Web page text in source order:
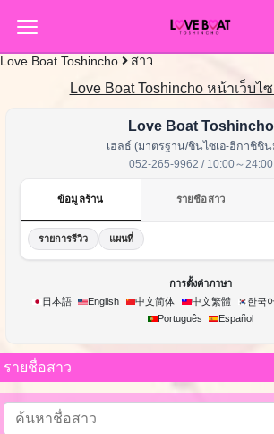
Love Boat Toshincho สาว
Love Boat Toshincho หน้าเว็บไ
Love Boat Toshincho
เฮลธ์ (มาตรฐาน/ชินไซเอ-ฮิกาชิชิน
052-265-9962 / 10:00～24:00
ข้อมูลร้าน รายชื่อสาว
รายการรีวิว แผนที่
การตั้งค่าภาษา
日本語
English 中文简体 中文繁體 한국어
Português
Español
รายชื่อสาว